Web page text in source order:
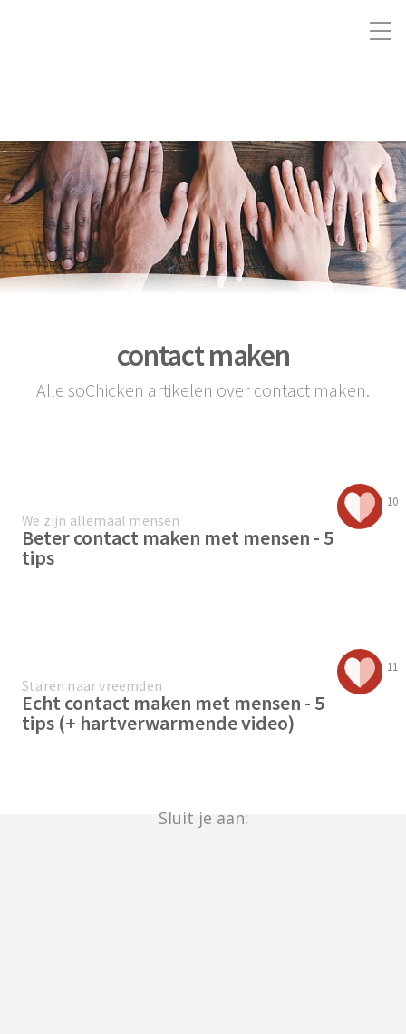
contact maken
Alle soChicken artikelen over contact maken.
10
We zijn allemaal mensen
Beter contact maken met mensen - 5
tips
11
Staren naar vreemden
Echt contact maken met mensen - 5
tips (+ hartverwarmende video)
Sluit je aan: